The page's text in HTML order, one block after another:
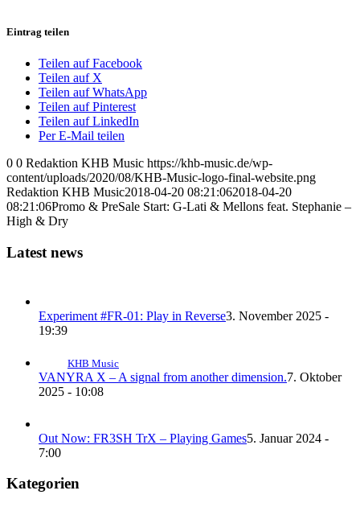
Eintrag teilen
Teilen auf Facebook
Teilen auf X
Teilen auf WhatsApp
Teilen auf Pinterest
Teilen auf LinkedIn
Per E-Mail teilen
0 0 Redaktion KHB Music https://khb-music.de/wp-
content/uploads/2020/08/KHB-Music-logo-final-website.png
Redaktion KHB Music2018-04-20 08:21:062018-04-20
08:21:06Promo & PreSale Start: G-Lati & Mellons feat. Stephanie –
High & Dry
Latest news
Experiment #FR-01: Play in Reverse3. November 2025 -
19:39
KHB Music
VANYRA X – A signal from another dimension.7. Oktober
2025 - 10:08
Out Now: FR3SH TrX – Playing Games5. Januar 2024 -
7:00
Kategorien